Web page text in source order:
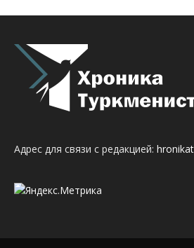
Адрес для связи с редакцией: